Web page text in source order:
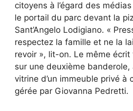
citoyens à l’égard des
le portail du parc devant la
Sant’Angelo Lodigiano. «
respectez la famille et ne la
revoir », lit-on. Le même
sur une deuxième
vitrine d’un immeuble privé à
gérée par Giovanna Pedretti.